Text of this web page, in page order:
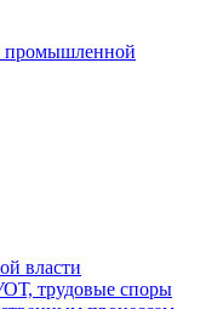
промышленной
власти
трудовые споры